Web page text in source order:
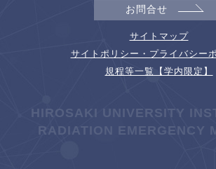
お問合せ
サイトマップ
サイトポリシー・プライバシー
規程等一覧【学内限定】
HIROSAKI UNIVERSITY
RADIATION EMERGENCY